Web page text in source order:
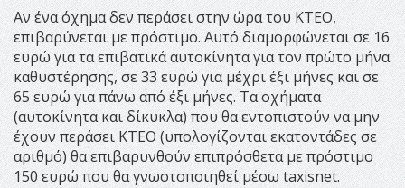
Αν ένα όχημα δεν περάσει στην ώρα του ΚΤΕΟ,
επιβαρύνεται με πρόστιμο. Αυτό διαμορφώνεται σε 16
ευρώ για τα επιβατικά αυτοκίνητα για τον πρώτο μήνα
καθυστέρησης, σε 33 ευρώ για μέχρι έξι μήνες και σε
65 ευρώ για πάνω από έξι μήνες. Τα οχήματα
(αυτοκίνητα και δίκυκλα) που θα εντοπιστούν να μην
έχουν περάσει ΚΤΕΟ (υπολογίζονται εκατοντάδες σε
αριθμό) θα επιβαρυνθούν επιπρόσθετα με πρόστιμο
150 ευρώ που θα γνωστοποιηθεί μέσω taxisnet.